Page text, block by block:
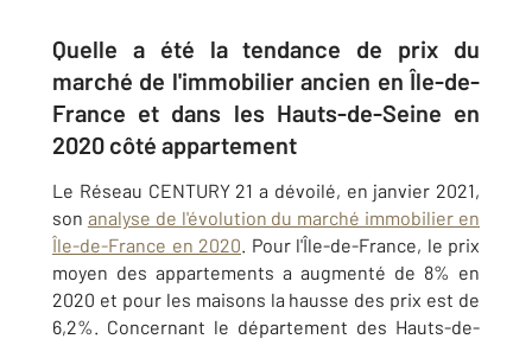
Quelle a été la tendance de prix du
marché de l'immobilier ancien en Île-de-
France et dans les Hauts-de-Seine en
2020 côté appartement
Le Réseau CENTURY 21 a dévoilé, en janvier 2021,
son analyse de l'évolution du marché immobilier en
Île-de-France en 2020. Pour l'Île-de-France, le prix
moyen des appartements a augmenté de 8% en
2020 et pour les maisons la hausse des prix est de
6,2%. Concernant le département des Hauts-de-